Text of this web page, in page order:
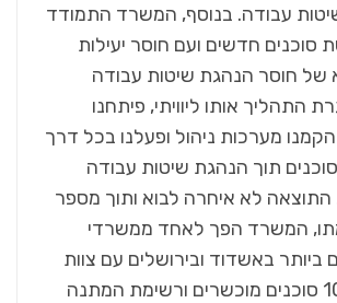
שיטות עבודה. בנוסף, המשרד התמודד
סוכנים חדשים ועם חוסר יעילות
של חוסר הנהגת שיטות עבודה
התהליך אותו ליוויתי, פיתחנו
מערכות ניהול ופעלנו בכל דרך
תוך הנהגת שיטות עבודה
התוצאה לא איחרה לבוא ותוך מספר
המשרד הפך לאחד ממשרדי
ביותר באשדוד ובירושלים עם צוות
מקצועי של כ-10 סוכנים מוכשרים ורשימת המתנה